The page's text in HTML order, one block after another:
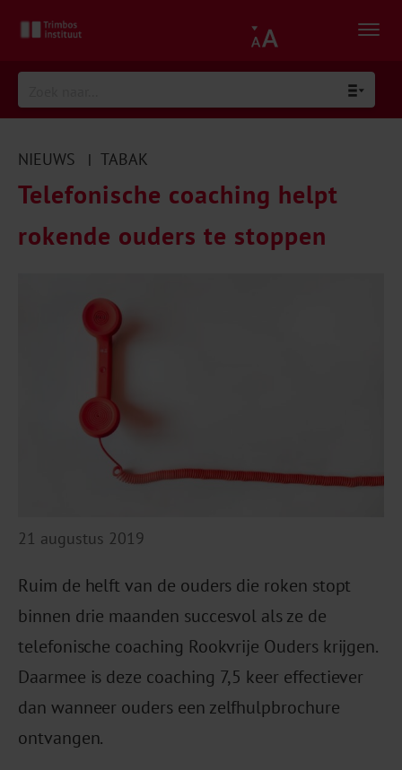
NIEUWS | TABAK
Telefonische coaching helpt
rokende ouders te stoppen
21 augustus 2019
Ruim de helft van de ouders die roken stopt
binnen drie maanden succesvol als ze de
telefonische coaching Rookvrije Ouders krijgen.
Daarmee is deze coaching 7,5 keer effectiever
dan wanneer ouders een zelfhulpbrochure
ontvangen.